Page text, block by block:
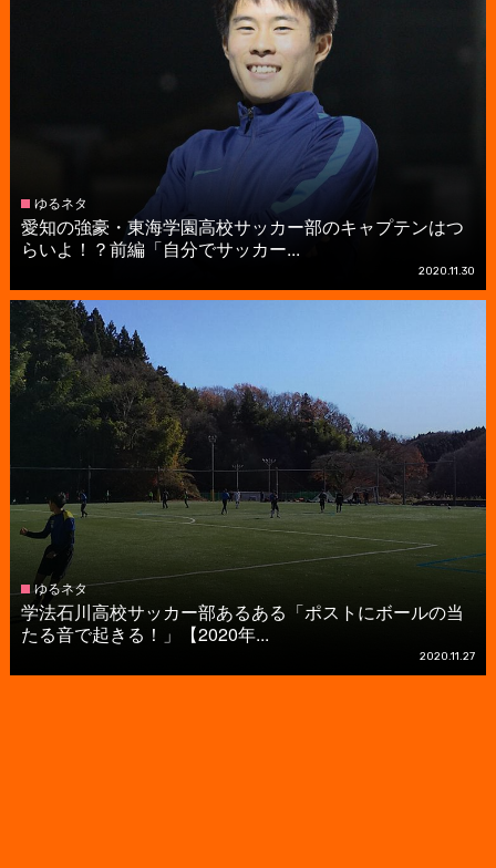
ゆるネタ
愛知の強豪・東海学園高校サッカー部のキャプテンはつ
らいよ！？前編「自分でサッカー...
2020.11.30
ゆるネタ
学法石川高校サッカー部あるある「ポストにボールの当
たる音で起きる！」【2020年...
2020.11.27